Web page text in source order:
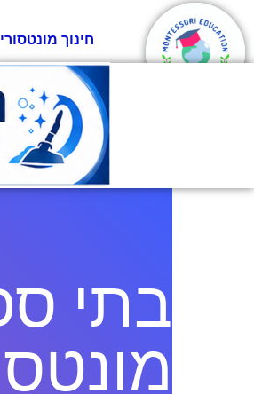
חינוך מונטסורי
בתי